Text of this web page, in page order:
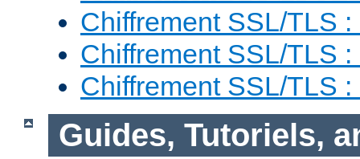
Chiffrement SSL/TLS
Chiffrement SSL/TLS
Chiffrement SSL/TLS :
Guides, Tutoriels,